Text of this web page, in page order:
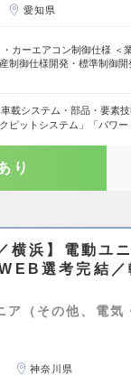
愛知県
・カーエアコン制御仕様 ＜
制御仕様開発・標準制御開
車載システム・部品・要素
ピットシステム」「パワー
り
横浜】電動ユ
選考完結
ア（その他、電気
神奈川県